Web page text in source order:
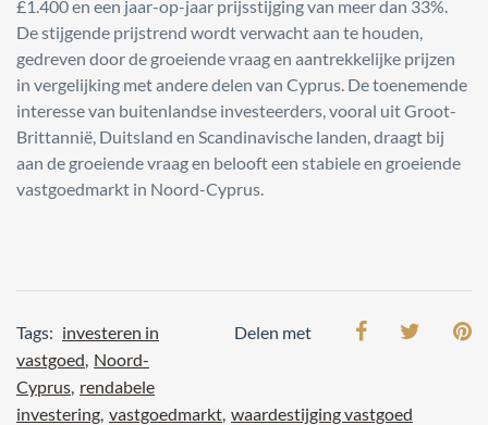
£1.400 en een jaar-op-jaar prijsstijging van meer dan 33%.
De stijgende prijstrend wordt verwacht aan te houden,
gedreven door de groeiende vraag en aantrekkelijke prijzen
in vergelijking met andere delen van Cyprus. De toenemende
interesse van buitenlandse investeerders, vooral uit Groot-
Brittannië, Duitsland en Scandinavische landen, draagt bij
aan de groeiende vraag en belooft een stabiele en groeiende
vastgoedmarkt in Noord-Cyprus.
Delen met
Tags: investeren in
vastgoed, Noord-
Cyprus, rendabele
investering, vastgoedmarkt, waardestijging vastgoed